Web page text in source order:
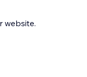
website.